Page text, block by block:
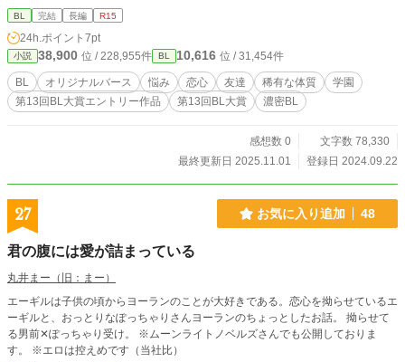
BL 完結 長編 R15
24h.ポイント 7pt
小説 38,900 位 / 228,955件 BL 10,616 位 / 31,454件
BL オリジナルバース 悩み 恋心 友達 稀有な体質
学園
第13回BL大賞エントリー作品
第13回BL大賞 濃密BL
感想数 0
文字数 78,330
最終更新日 2025.11.01
登録日 2024.09.22
27 お気に入り追加 48
君の腹には愛が詰まっている
丸井まー（旧：まー）
エーギルは子供の頃からヨーランのことが大好きである。恋心を拗らせているエ
ーギルと、おっとりなぽっちゃりさんヨーランのちょっとしたお話。 拗らせて
る男前✕ぽっちゃり受け。 ※ムーンライトノベルズさんでも公開しておりま
す。 ※エロは控えめです（当社比）